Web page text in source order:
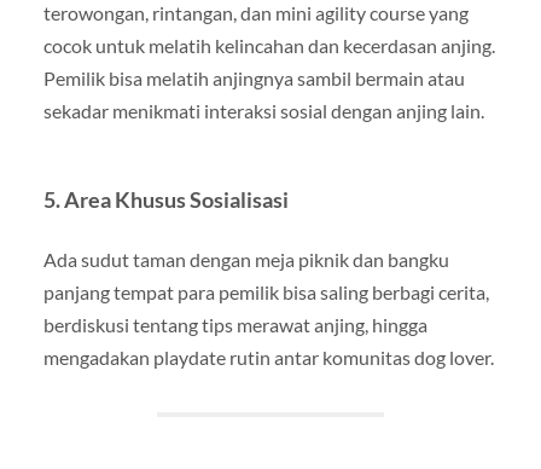
terowongan, rintangan, dan mini agility course yang
cocok untuk melatih kelincahan dan kecerdasan anjing.
Pemilik bisa melatih anjingnya sambil bermain atau
sekadar menikmati interaksi sosial dengan anjing lain.
5. Area Khusus Sosialisasi
Ada sudut taman dengan meja piknik dan bangku
panjang tempat para pemilik bisa saling berbagi cerita,
berdiskusi tentang tips merawat anjing, hingga
mengadakan playdate rutin antar komunitas dog lover.